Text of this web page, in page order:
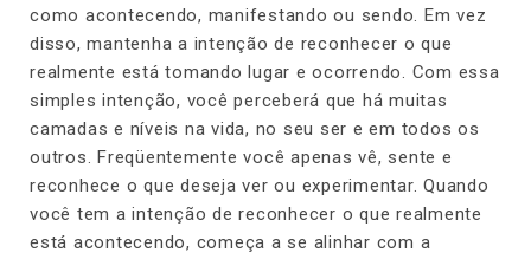
como acontecendo, manifestando ou sendo. Em vez
disso, mantenha a intenção de reconhecer o que
realmente está tomando lugar e ocorrendo. Com essa
simples intenção, você perceberá que há muitas
camadas e níveis na vida, no seu ser e em todos os
outros. Freqüentemente você apenas vê, sente e
reconhece o que deseja ver ou experimentar. Quando
você tem a intenção de reconhecer o que realmente
está acontecendo, começa a se alinhar com a